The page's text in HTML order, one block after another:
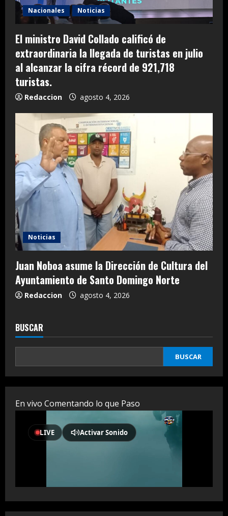
Nacionales Noticias
El ministro David Collado calificó de
extraordinaria la llegada de turistas en julio
al alcanzar la cifra récord de 921,718
turistas.
Redaccion agosto 4, 2026
Noticias
Juan Noboa asume la Dirección de Cultura del
Ayuntamiento de Santo Domingo Norte
Redaccion agosto 4, 2026
BUSCAR
BUSCAR
En vivo Comentando lo que Paso